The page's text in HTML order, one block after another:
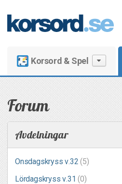
Korsord & Spel
Forum
Avdelningar
Onsdagskryss v.32(5)
Lördagskryss v.31(0)